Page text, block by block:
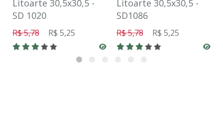
Litoarte 30,5x30,5 -
SD 1020
R$ 5,78 R$ 5,25
Litoarte 30,5x30,5 -
SD1086
R$ 5,78 R$ 5,25